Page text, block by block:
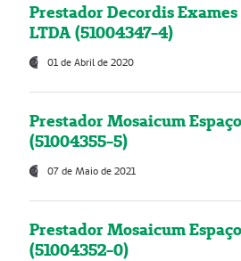
Prestador Decordis
LTDA (51004347-4)
01 de Abril de 2020
Prestador Mosaicum
(51004355-5)
07 de Maio de 2021
Prestador Mosaicum
(51004352-0)